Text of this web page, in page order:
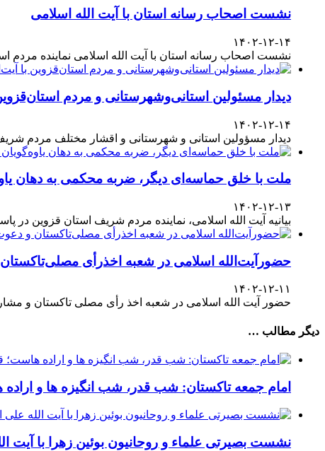
نشست اصحاب رسانه استان با آیت الله اسلامی
۱۴۰۲-۱۲-۱۴
نشست اصحاب رسانه استان با آیت الله اسلامی نماینده
دیدار مسئولین استانی‌وشهرستانی و مردم‌
۱۴۰۲-۱۲-۱۴
دیدار مسؤولین استانی و شهرستانی و اقشار مختلف مردم
ملت با خلق حماسه‌ای دیگر، ضربه محکمی به دهان
۱۴۰۲-۱۲-۱۳
بیانیه آیت الله اسلامی، نماینده مردم شریف استان قزوین در پاسداشت حضور آگاهانه ملت در انتخابات
حضورآیت‌الله اسلامی در شعبه اخذرأی
۱۴۰۲-۱۲-۱۱
حضور آیت الله اسلامی در شعبه اخذ رأی مصلی تاکستان و
دیگر مطالب …
امام جمعه تاکستان: شب قدر، شب انگیزه ها و اراده
نشست بصیرتی علماء و روحانیون بوئین زهرا با آیت